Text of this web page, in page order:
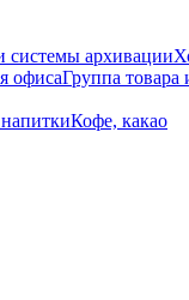
системы архивации
офисаГруппа товара
Кофе, какао